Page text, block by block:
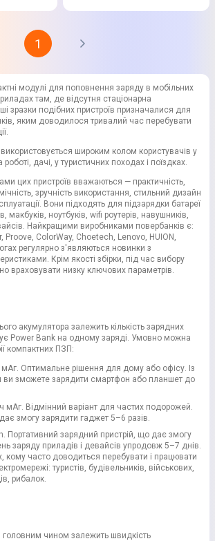
1
модулі для поповнення заряду в мобільних
там, де відсутня стаціонарна
зразки подібних пристроїв призначалися для
яким доводилося тривалий час перебувати
широким колом користувачів у
дачі, у туристичних походах і поїздках.
цих пристроїв вважаються — практичність,
зручність використання, стильний дизайн
Вони підходять для підзарядки батареї
макбуків, ноутбуків, wifi роутерів, навушників,
Найкращими виробниками повербанків є:
Proove, ColorWay, Choetech, Lenovo, HUION,
регулярно з'являються новинки з
Крім якості збірки, під час вибору
враховувати низку ключових параметрів.
акумулятора залежить кількість зарядних
Power Bank на одному заряді. Умовно можна
компактних ПЗП:
Оптимальне рішення для дому або офісу. Із
зможете зарядити смартфон або планшет до
мАг. Відмінний варіант для частих подорожей.
змогу зарядити гаджет 5–6 разів.
Портативний зарядний пристрій, що дає змогу
заряду приладів і девайсів упродовж 5–7 днів.
кому часто доводиться перебувати і працювати
туристів, будівельників, військових,
рибалок.
головним чином залежить швидкість